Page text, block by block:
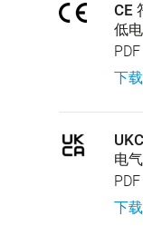
CE
低
PDF
下载
电
PDF
下载